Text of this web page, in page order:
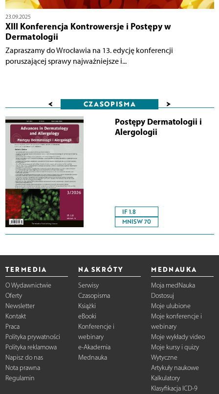
23.09.2025
XIII Konferencja Kontrowersje i Postępy w
Dermatologii
Zapraszamy do Wrocławia na 13. edycję konferencji
poruszającej sprawy najważniejsze i...
< CZASOPISMA >
Postępy Dermatologii i
Alergologii
IF 1.8
MNISW 70
TERMEDIA
O Wydawnictwie
Oferty
Newsletter
Kontakt
Praca
Polityka prywatności
Polityka reklamowa
Napisz do nas
Nota prawna
Regulamin
NA SKRÓTY
Serwisy
Czasopisma
Książki
eBooki
Konferencje i
webinary
e-Akademia
Mednauka
MEDNAUKA
Moja medNauka
Dostosuj
Moje ulubione
Moje konferencje i
webinary
Moje wykłady video
Moje kursy i quizy
Wytyczne
Artykuły naukowe
Kalkulatory
Klasyfikacja ICD-9